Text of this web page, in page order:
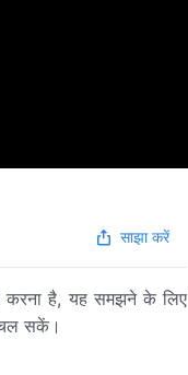
साझा करें
है, यह समझने के लिए
चल सकें।